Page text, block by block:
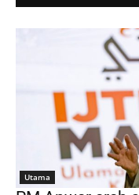
Utama